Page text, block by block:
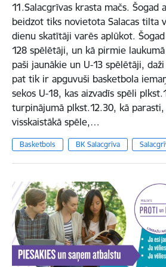
11.Salacgrīvas krasta mačs. Šogad
beidzot tiks novietota Salacas tilta
dienu skatītāji varēs aplūkot.
128 spēlētāji, un kā pirmie
paši jaunākie un U-13 spēlētāji,
pat tik ir apguvuši basketbola
sekos U-18, kas aizvadīs spēli
turpinājumā plkst.12.30, kā
visskaistākā spēle,…
Basketbols BK Salacgrīva